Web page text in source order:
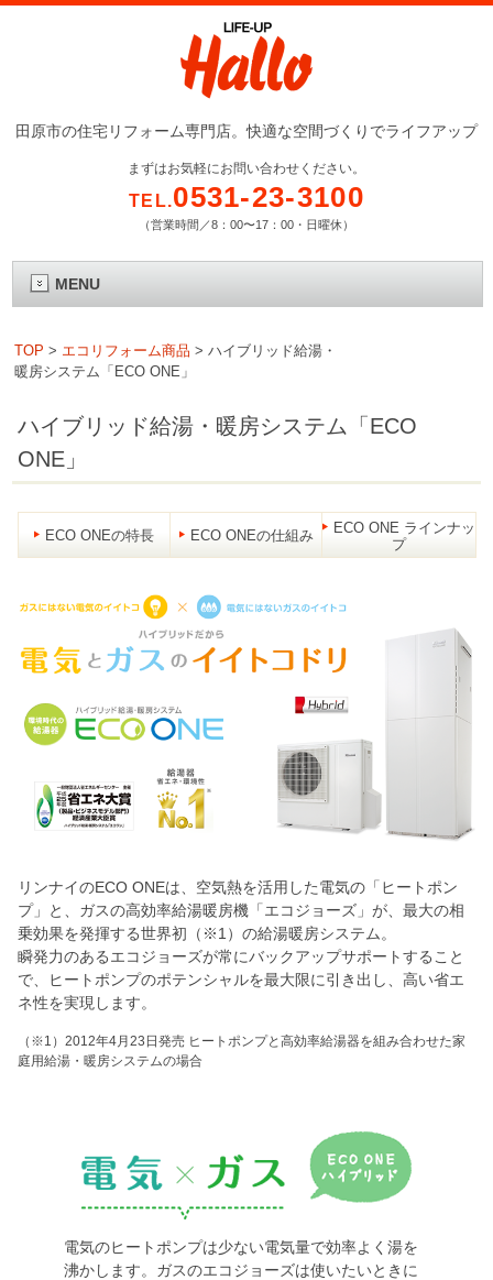
田原市の住宅リフォーム専門店。快適な空間づくりでライフアップ
まずはお気軽にお問い合わせください。
TEL.0531-23-3100
（営業時間／8：00〜17：00・日曜休）
MENU
TOP > エコリフォーム商品 >ハイブリッド給湯・
暖房システム「ECO ONE」
ハイブリッド給湯・暖房システム「ECO
ONE」
ECO ONEの特長 ECO ONEの仕組み
ECO ONE ラインナッ
プ
リンナイのECO ONEは、空気熱を活用した電気の「ヒートポン
プ」と、ガスの高効率給湯暖房機「エコジョーズ」が、最大の相
乗効果を発揮する世界初（※1）の給湯暖房システム。
瞬発力のあるエコジョーズが常にバックアップサポートすること
で、ヒートポンプのポテンシャルを最大限に引き出し、高い省エ
ネ性を実現します。
（※1）2012年4月23日発売 ヒートポンプと高効率給湯器を組み合わせた家
庭用給湯・暖房システムの場合
電気のヒートポンプは少ない電気量で効率よく湯を
沸かします。ガスのエコジョーズは使いたいときに